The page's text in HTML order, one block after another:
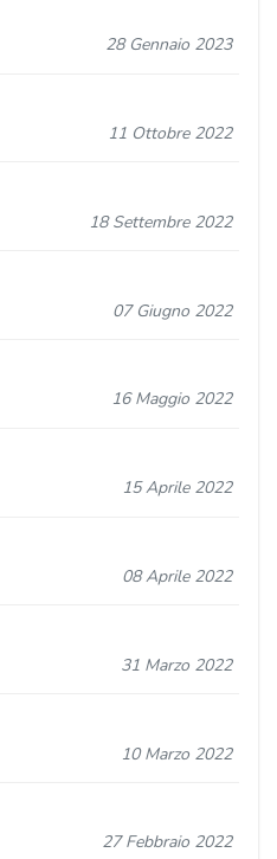
28 Gennaio 2023
11 Ottobre 2022
18 Settembre 2022
07 Giugno 2022
16 Maggio 2022
15 Aprile 2022
08 Aprile 2022
31 Marzo 2022
10 Marzo 2022
27 Febbraio 2022